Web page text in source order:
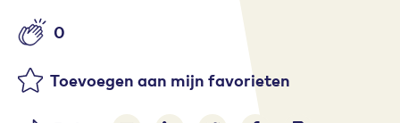
Aantal likes
0
Toevoegen aan mijn favorieten